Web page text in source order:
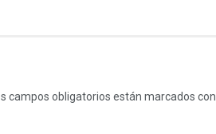
campos obligatorios están marcados con